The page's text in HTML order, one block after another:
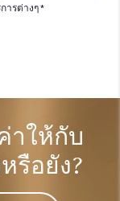
ารต่างๆ *
ให้กับ
รือยัง?​